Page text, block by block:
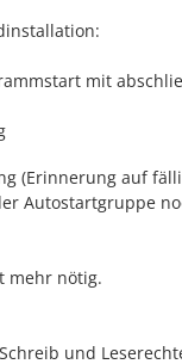
mit
(Erinnerung auf
Autostartgruppe
mehr nötig.
und